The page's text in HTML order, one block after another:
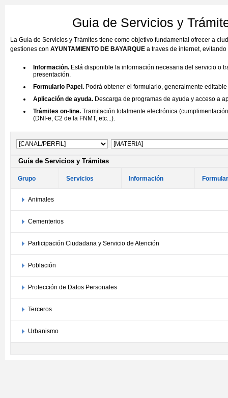
Guia de Servicios y
La Guía de Servicios y Trámites tiene como objetivo fundamental ofrecer a
gestiones con AYUNTAMIENTO DE BAYARQUE a traves de internet,
Información. Está disponible la información necesaria del servicio o
presentación.
Formulario Papel. Podrá obtener el formulario, generalmente
Aplicación de ayuda. Descarga de programas de ayuda y acceso a
Trámites on-line. Tramitación totalmente electrónica
(DNI-e, C2 de la FNMT, etc...).
Guía de Servicios y Trámites
Grupo Servicios Información
Animales
Cementerios
Participación Ciudadana y Servicio de Atención
Población
Protección de Datos Personales
Terceros
Urbanismo